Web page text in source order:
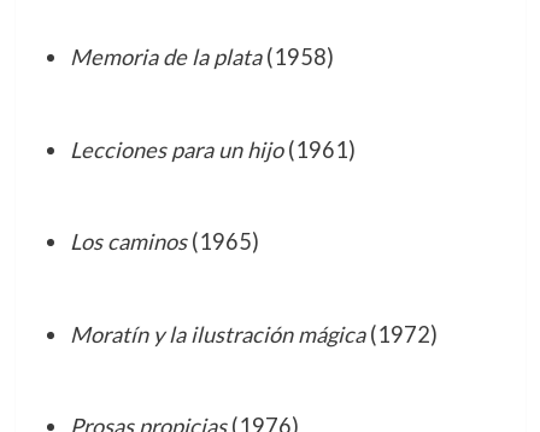
Memoria de la plata(1958)
Lecciones para un hijo(1961)
Los caminos(1965)
Moratín y la ilustración mágica(1972)
Prosas propicias(1976)